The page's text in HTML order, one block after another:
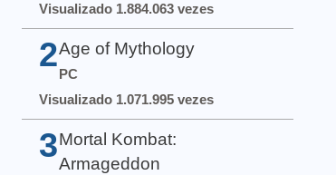
Visualizado 1.884.063 vezes
2Age of Mythology
PC
Visualizado 1.071.995 vezes
3 Mortal Kombat:
Armageddon